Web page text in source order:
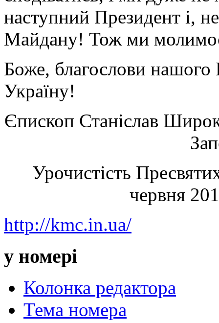
наступний Президент і,
Майдану! Тож ми
Боже, благослови
Україну!
Єпископ Станіслав
Урочистість
червня
http://kmc.in.ua/
у номері
Колонка редактора
Тема номера